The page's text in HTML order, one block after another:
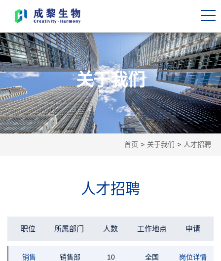
关于我们
首页 > 关于我们 > 人才招聘
人才招聘
职位 所属部门 人数 工作地点 申请
销售 销售部 10 全国 岗位详情